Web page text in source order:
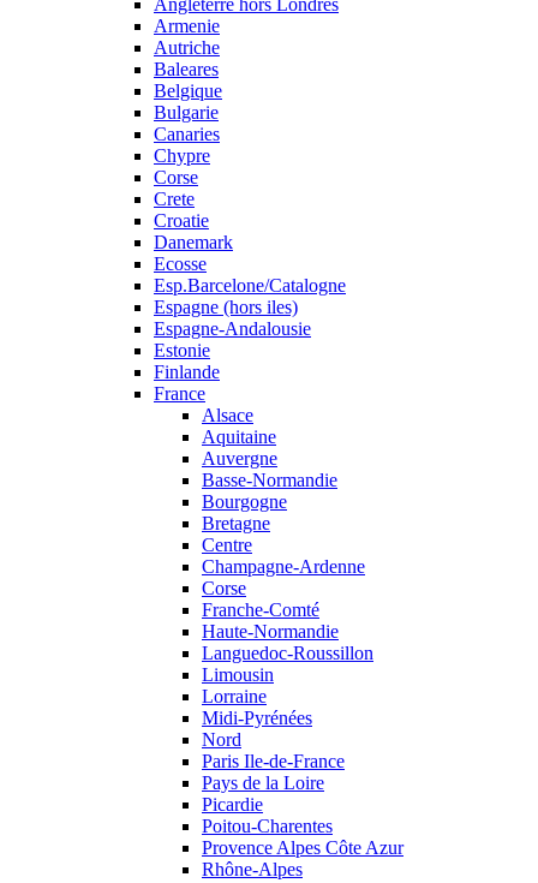
Angleterre hors Londres
Armenie
Autriche
Baleares
Belgique
Bulgarie
Canaries
Chypre
Corse
Crete
Croatie
Danemark
Ecosse
Esp.Barcelone/Catalogne
Espagne (hors iles)
Espagne-Andalousie
Estonie
Finlande
France
Alsace
Aquitaine
Auvergne
Basse-Normandie
Bourgogne
Bretagne
Centre
Champagne-Ardenne
Corse
Franche-Comté
Haute-Normandie
Languedoc-Roussillon
Limousin
Lorraine
Midi-Pyrénées
Nord
Paris Ile-de-France
Pays de la Loire
Picardie
Poitou-Charentes
Provence Alpes Côte Azur
Rhône-Alpes